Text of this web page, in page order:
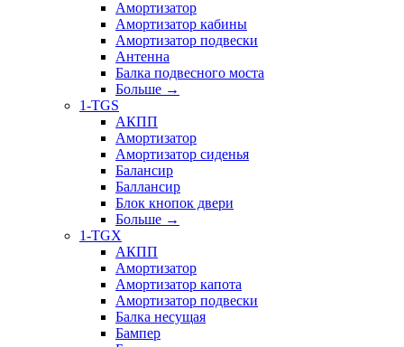
Амортизатор
Амортизатор кабины
Амортизатор подвески
Антенна
Балка подвесного моста
Больше →
1-TGS
АКПП
Амортизатор
Амортизатор сиденья
Балансир
Баллансир
Блок кнопок двери
Больше →
1-TGX
АКПП
Амортизатор
Амортизатор капота
Амортизатор подвески
Балка несущая
Бампер